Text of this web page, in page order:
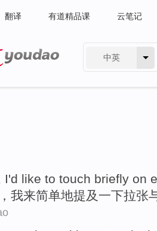
翻译 有道精品课 云笔记
中英
I'd like to touch briefly on
， 我来简单地提及一下拉张